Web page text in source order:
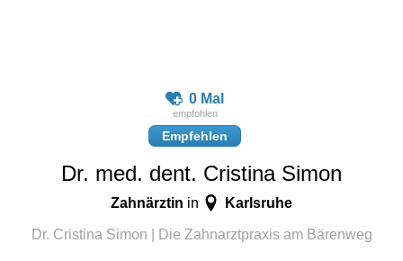
0 Mal
Empfehlen
Dr. med. dent. Cristina Simon
Zahnärztin in Karlsruhe
Dr. Cristina Simon | Die Zahnarztpraxis am Bärenweg